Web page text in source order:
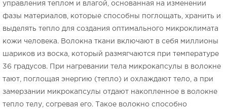
управления теплом и влагой, основанная на изменении
фазы материалов, которые способны поглощать, хранить и
выделять тепло для создания оптимального микроклимата
кожи человека. Волокна ткани включают в себя миллионы
шариков из воска, который размягчаются при температуре
36 градусов. При нагревании тела микрокапсулы в волокне
тают, поглощая энергию (тепло) и охлаждают тело, а при
замерзании микрокапсулы отдают накопленное в волокне
тепло телу, согревая его. Такое волокно способно